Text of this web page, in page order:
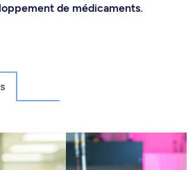
de médicaments.